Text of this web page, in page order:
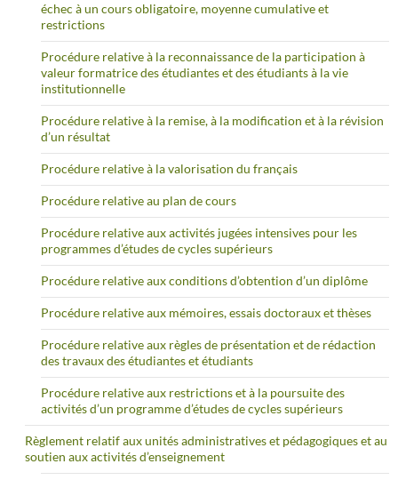
échec à un cours obligatoire, moyenne cumulative et
restrictions
Procédure relative à la reconnaissance de la participation à
valeur formatrice des étudiantes et des étudiants à la vie
institutionnelle
Procédure relative à la remise, à la modification et à la révision
d’un résultat
Procédure relative à la valorisation du français
Procédure relative au plan de cours
Procédure relative aux activités jugées intensives pour les
programmes d’études de cycles supérieurs
Procédure relative aux conditions d’obtention d’un diplôme
Procédure relative aux mémoires, essais doctoraux et thèses
Procédure relative aux règles de présentation et de rédaction
des travaux des étudiantes et étudiants
Procédure relative aux restrictions et à la poursuite des
activités d’un programme d’études de cycles supérieurs
Règlement relatif aux unités administratives et pédagogiques et au
soutien aux activités d’enseignement